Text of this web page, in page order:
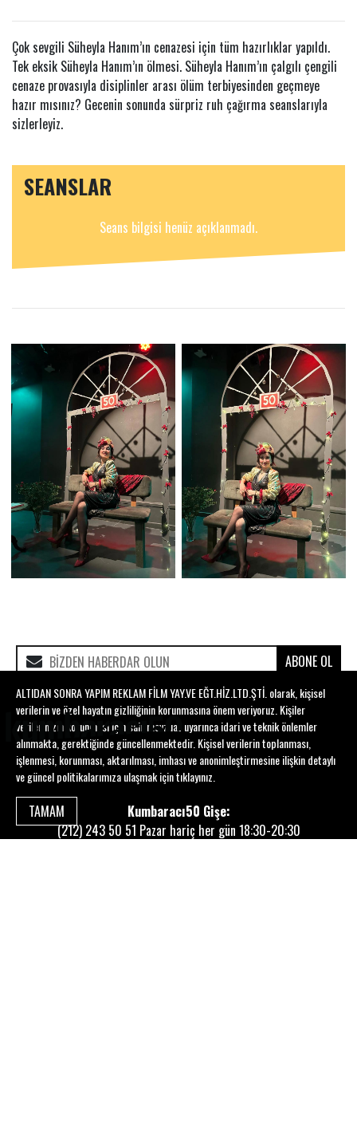
Çok sevgili Süheyla Hanım’ın cenazesi için tüm hazırlıklar yapıldı.
Tek eksik Süheyla Hanım’ın ölmesi. Süheyla Hanım’ın çalgılı çengili
cenaze provasıyla disiplinler arası ölüm terbiyesinden geçmeye
hazır mısınız? Gecenin sonunda sürpriz ruh çağırma seanslarıyla
sizlerleyiz.
SEANSLAR
Seans bilgisi henüz açıklanmadı.
ABONE OL
Kumbaracı50 Gişe:
(212) 243 50 51 Pazar hariç her gün 18:30-20:30
ALTIDAN SONRA YAPIM REKLAM FİLM YAY.VE EĞT.HİZ.LTD.ŞTİ. olarak, kişisel
verilerin ve özel hayatın gizliliğinin korunmasına önem veriyoruz. Kişiler
verilerinizin korunması için sair mevzuat uyarınca idari ve teknik önlemler
alınmakta, gerektiğinde güncellenmektedir. Kişisel verilerin toplanması,
işlenmesi, korunması, aktarılması, imhası ve anonimleştirmesine ilişkin detaylı
ve güncel politikalarımıza ulaşmak içintıklayınız
TAMAM